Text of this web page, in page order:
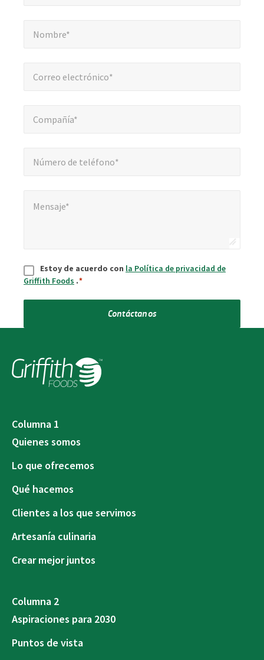
Nombre*
Correo electrónico*
Compañía*
Número de teléfono*
Mensaje*
AceptarEstoy de acuerdo con la Política de privacidad de
Griffith Foods .*
Contáctanos
Columna 1
Quienes somos
Lo que ofrecemos
Qué hacemos
Clientes a los que servimos
Artesanía culinaria
Crear mejor juntos
Columna 2
Aspiraciones para 2030
Puntos de vista